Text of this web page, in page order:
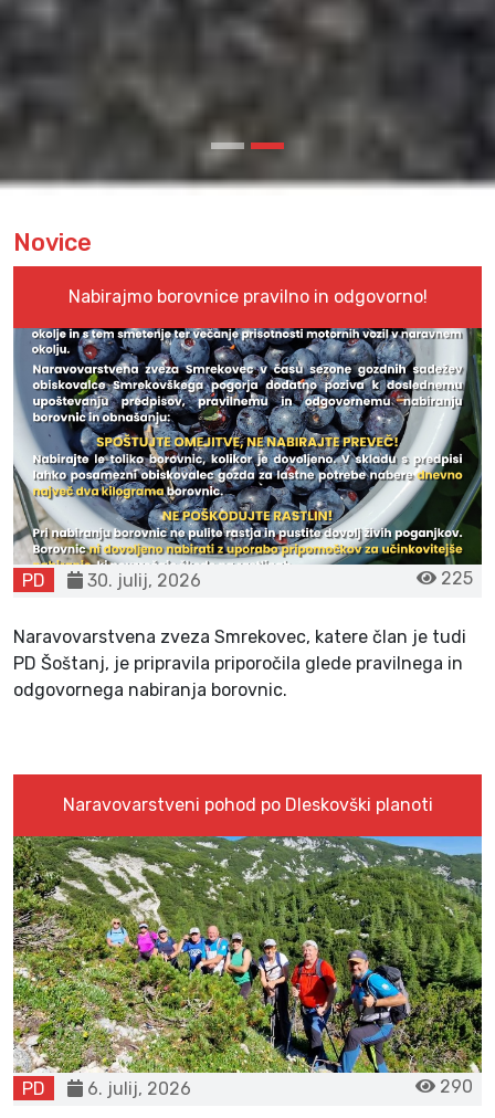
Novice
Nabirajmo borovnice pravilno in odgovorno!
PD 225
30. julij, 2026
Naravovarstvena zveza Smrekovec, katere član je tudi
PD Šoštanj, je pripravila priporočila glede pravilnega in
odgovornega nabiranja borovnic.
Naravovarstveni pohod po Dleskovški planoti
PD 290
6. julij, 2026